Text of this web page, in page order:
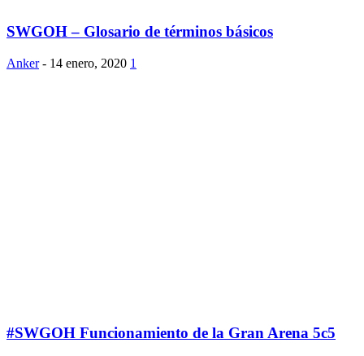
SWGOH – Glosario de términos básicos
Anker - 14 enero, 2020 1
#SWGOH Funcionamiento de la Gran Arena 5c5